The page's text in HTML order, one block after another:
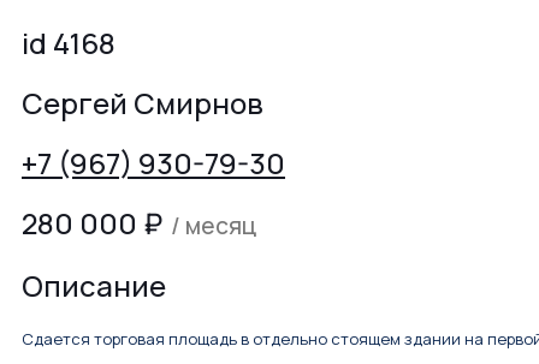
id 4168
Сергей Смирнов
+7 (967) 930-79-30
280 000 ₽ / месяц
Описание
Сдается торговая площадь в отдельно стоящем здании на